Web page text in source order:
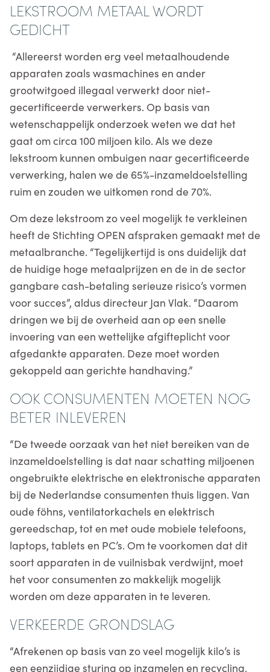
LEKSTROOM METAAL WORDT
GEDICHT
“Allereerst worden erg veel metaalhoudende
apparaten zoals wasmachines en ander
grootwitgoed illegaal verwerkt door niet-
gecertificeerde verwerkers. Op basis van
wetenschappelijk onderzoek weten we dat het
gaat om circa 100 miljoen kilo. Als we deze
lekstroom kunnen ombuigen naar gecertificeerde
verwerking, halen we de 65%-inzameldoelstelling
ruim en zouden we uitkomen rond de 70%.
Om deze lekstroom zo veel mogelijk te verkleinen
heeft de Stichting OPEN afspraken gemaakt met de
metaalbranche. “Tegelijkertijd is ons duidelijk dat
de huidige hoge metaalprijzen en de in de sector
gangbare cash-betaling serieuze risico’s vormen
voor succes”, aldus directeur Jan Vlak. “Daarom
dringen we bij de overheid aan op een snelle
invoering van een wettelijke afgifteplicht voor
afgedankte apparaten. Deze moet worden
gekoppeld aan gerichte handhaving.”
OOK CONSUMENTEN MOETEN NOG
BETER INLEVEREN
“De tweede oorzaak van het niet bereiken van de
inzameldoelstelling is dat naar schatting miljoenen
ongebruikte elektrische en elektronische apparaten
bij de Nederlandse consumenten thuis liggen. Van
oude föhns, ventilatorkachels en elektrisch
gereedschap, tot en met oude mobiele telefoons,
laptops, tablets en PC’s. Om te voorkomen dat dit
soort apparaten in de vuilnisbak verdwijnt, moet
het voor consumenten zo makkelijk mogelijk
worden om deze apparaten in te leveren.
VERKEERDE GRONDSLAG
“Afrekenen op basis van zo veel mogelijk kilo’s is
een eenzijdige sturing op inzamelen en recycling,